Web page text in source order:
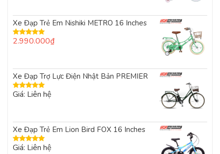
Xe Đạp Trẻ Em Nishiki METRO 16 Inches
Được xếp
2.990.000₫
Xe Đạp Trợ Lực Điện Nhật Bản PREMIER
Được xếp
Giá: Liên hệ
Xe Đạp Trẻ Em Lion Bird FOX 16 Inches
Được xếp
Giá: Liên hệ